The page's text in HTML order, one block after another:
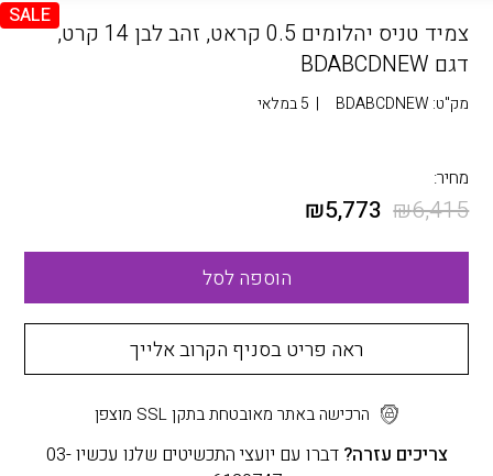
SALE
צמיד טניס יהלומים 0.5 קראט, זהב לבן 14 קרט,
דגם BDABCDNEW
מק"ט: BDABCDNEW
| 5 במלאי
מחיר:
₪6,415
₪5,773
הוספה לסל
ראה פריט בסניף הקרוב אלייך
הרכישה באתר מאובטחת בתקן SSL מוצפן
צריכים עזרה?
דברו עם יועצי התכשיטים שלנו עכשיו 03-